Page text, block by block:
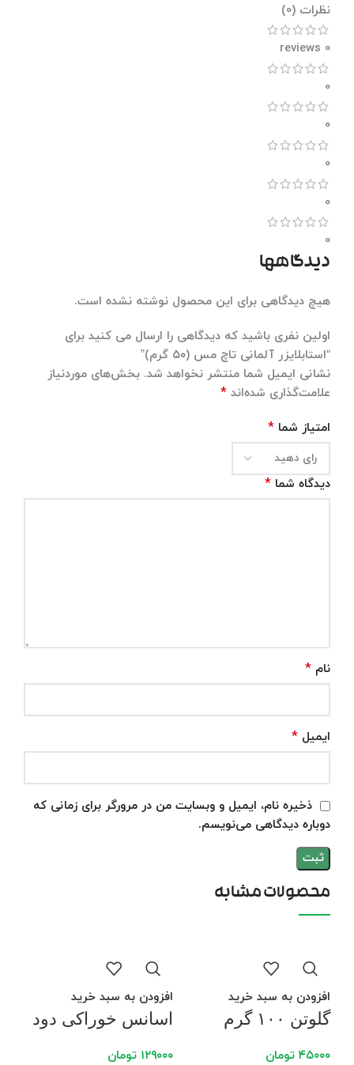
نظرات (0)
0 reviews
0
0
0
0
0
دیدگاهها
هیچ دیدگاهی برای این محصول نوشته نشده است.
اولین نفری باشید که دیدگاهی را ارسال می کنید برای
“استابلایزر آلمانی تاچ مس (۵۰ گرم)”
نشانی ایمیل شما منتشر نخواهد شد. بخش‌های موردنیاز
علامت‌گذاری شده‌اند *
امتیاز شما *
دیدگاه شما *
نام *
ایمیل *
ذخیره نام، ایمیل و وبسایت من در مرورگر برای زمانی که
دوباره دیدگاهی می‌نویسم.
محصولات مشابه
افزودن به سبد خرید
گلوتن ۱۰۰ گرم
۴۵۰۰۰ تومان
افزودن به سبد خرید
اسانس خوراکی دود
۱۲۹۰۰۰ تومان